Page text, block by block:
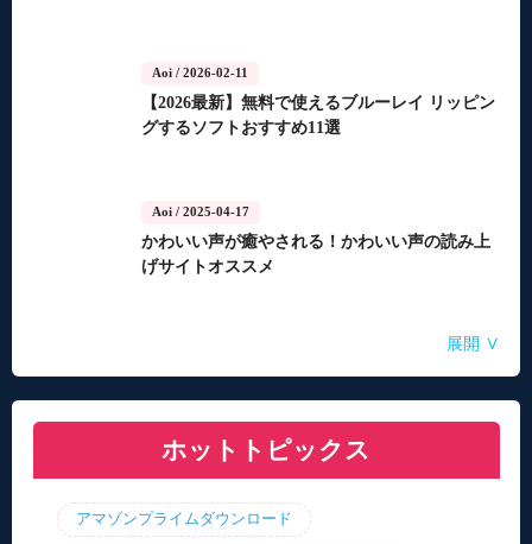
Aoi/ 2026-02-11
【2026最新】無料で使えるブルーレイ リッピン
グするソフトおすすめ11選
Aoi/ 2025-04-17
かわいい声が癒やされる！かわいい声の読み上
げサイトオススメ
自動音声読み上げ無料ツールランキング！使い
やすさと機能を比較
【2026年最新】合成音声のフリーソフト・サイ
ト・アプリおすすめ7選！
【2026年更新】AI音声読み上げソフト・サイ
ト・アプリ8選！【無料】
【2026最新】TuneFabの使い方・評判・違法性
をご紹介！最優の代替品は？
【2026最新】ひまわり動画のダウンロード方法
展開 ∨
ホットトピックス
アマゾンプライムダウンロード